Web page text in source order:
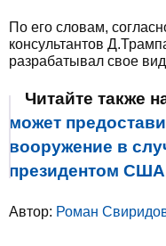
По его словам,
консультантов
разрабатывал свое
Читайте также
может
вооружение в
президентом
Автор: Роман